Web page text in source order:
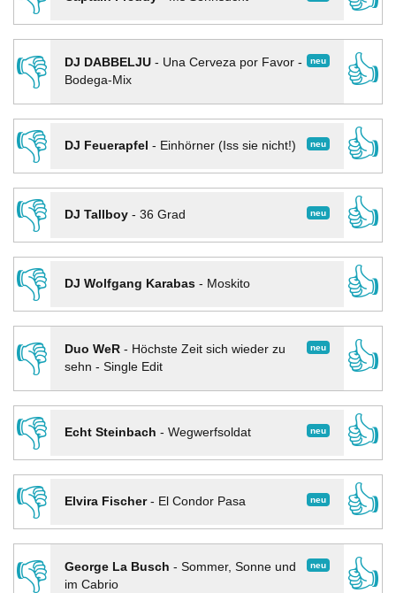
👎
neu
DJ DABBELJU- Una Cerveza por Favor -
Bodega-Mix
👍
👎
neu
DJ Feuerapfel - Einhörner (Iss sie nicht!)
👍
👎
neu
DJ Tallboy- 36 Grad
👍
👎
DJ Wolfgang Karabas- Moskito
👍
👎
neu
Duo WeR- Höchste Zeit sich wieder zu
sehn - Single Edit
👍
👎
neu
Echt Steinbach - Wegwerfsoldat
👍
👎
neu
Elvira Fischer- El Condor Pasa
👍
👎
neu
George La Busch - Sommer, Sonne und
im Cabrio
👍